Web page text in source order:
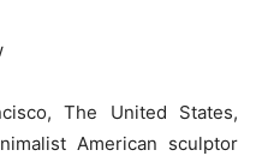
The United States,
American sculptor